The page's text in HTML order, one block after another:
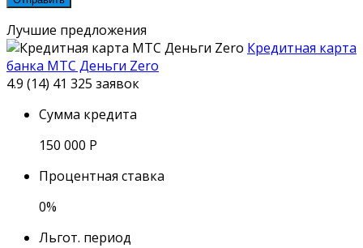
Лучшие предложения
Кредитная карта
банка МТС Деньги Zero
4.9 (14) 41 325 заявок
Сумма кредита
150 000 Р
Процентная ставка
0%
Льгот. период